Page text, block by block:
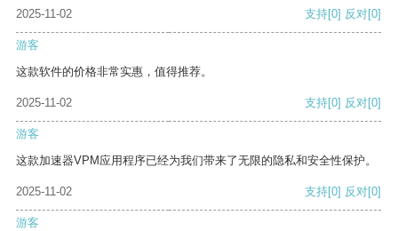
2025-11-02 支持[0] 反对[0]
游客
这款软件的价格非常实惠，值得推荐。
2025-11-02 支持[0] 反对[0]
游客
这款加速器VPM应用程序已经为我们带来了无限的隐私和安全性保护。
2025-11-02 支持[0] 反对[0]
游客